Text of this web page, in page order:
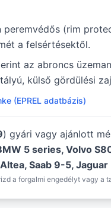
(rim
a felsértésektől.
az abroncs
külső gördülési
(EPREL adatbázis)
) gyári vagy ajánlott
5 series, Volvo
Saab 9-5, Jaguar
a forgalmi engedélyt vagy a